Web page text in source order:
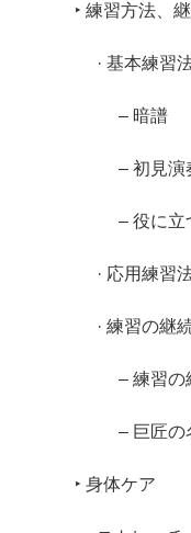
‣ 練習方法、
· 基本練習
– 暗譜
– 初見演
– 役に立
· 応用練習
· 練習の継
– 練習の
– 巨匠の
‣ 身体ケア